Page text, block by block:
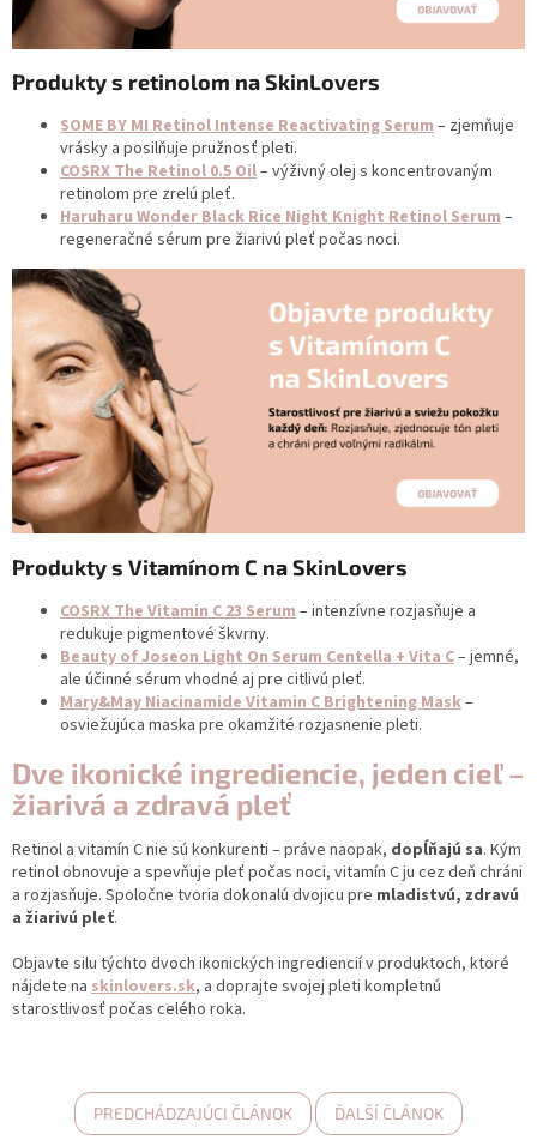
Produkty s retinolom na SkinLovers
SOME BY MI Retinol Intense Reactivating Serum– zjemňuje
vrásky a posilňuje pružnosť pleti.
COSRX The Retinol 0.5 Oil– výživný olej s koncentrovaným
retinolom pre zrelú pleť.
Haruharu Wonder Black Rice Night Knight Retinol Serum–
regeneračné sérum pre žiarivú pleť počas noci.
Produkty s Vitamínom C na SkinLovers
COSRX The Vitamin C 23 Serum– intenzívne rozjasňuje a
redukuje pigmentové škvrny.
Beauty of Joseon Light On Serum Centella + Vita C– jemné,
ale účinné sérum vhodné aj pre citlivú pleť.
Mary&May Niacinamide Vitamin C Brightening Mask–
osviežujúca maska pre okamžité rozjasnenie pleti.
Dve ikonické ingrediencie, jeden cieľ –
žiarivá a zdravá pleť
Retinol a vitamín C nie sú konkurenti – práve naopak, dopĺňajú sa. Kým
retinol obnovuje a spevňuje pleť počas noci, vitamín C ju cez deň chráni
a rozjasňuje. Spoločne tvoria dokonalú dvojicu pre mladistvú, zdravú
a žiarivú pleť.
Objavte silu týchto dvoch ikonických ingrediencií v produktoch, ktoré
nájdete na skinlovers.sk, a doprajte svojej pleti kompletnú
starostlivosť počas celého roka.
PREDCHÁDZAJÚCI ČLÁNOK ĎALŠÍ ČLÁNOK